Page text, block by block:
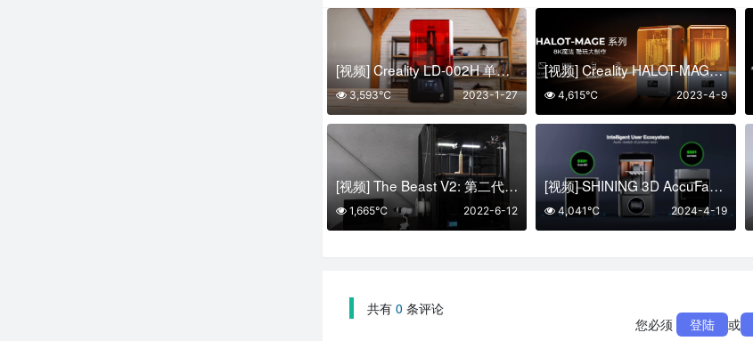
[视频] Creality LD-002H 单色LCD光固化3D打印机
2023-1-27
3,593℃
[视频] Creality HALOT-MAGE | 170mm/h 超高速 10.3寸8K LCD树脂3D打印机
2023-4-9
4,615℃
[视频] The Beast V2: 第二代大幅面 3D打印机
2022-6-12
1,665℃
[视频] SHINING 3D AccuFab-CEL齿科椅旁3D打印系统：更高、更快、更简单
2024-4-19
4,041℃
共有 0 条评论
您必须 登陆 或